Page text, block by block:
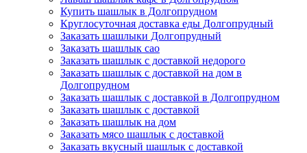
Купить шашлык в Долгопрудном
Круглосуточная доставка еды Долгопрудный
Заказать шашлыки Долгопрудный
Заказать шашлык сао
Заказать шашлык с доставкой недорого
Заказать шашлык с доставкой на дом в
Долгопрудном
Заказать шашлык с доставкой в Долгопрудном
Заказать шашлык с доставкой
Заказать шашлык на дом
Заказать мясо шашлык с доставкой
Заказать вкусный шашлык с доставкой